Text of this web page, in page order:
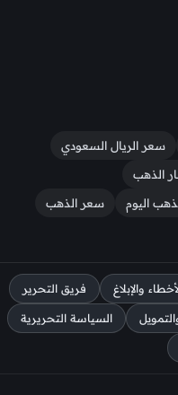
سعر الريال السعودي
الذهب
اليوم سعر الذهب
والإبلاغ فريق التحرير
السياسة التحريرية